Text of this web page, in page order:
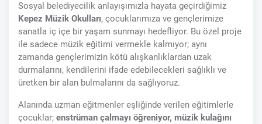
Sosyal belediyecilik anlayışımızla hayata geçirdiğimiz
Kepez Müzik Okulları, çocuklarımıza ve gençlerimize
sanatla iç içe bir yaşam sunmayı hedefliyor. Bu özel proje
ile sadece müzik eğitimi vermekle kalmıyor; aynı
zamanda gençlerimizin kötü alışkanlıklardan uzak
durmalarını, kendilerini ifade edebilecekleri sağlıklı ve
üretken bir alan bulmalarını da sağlıyoruz.
Alanında uzman eğitmenler eşliğinde verilen eğitimlerle
çocuklar; enstrüman çalmayı öğreniyor, müzik kulağını